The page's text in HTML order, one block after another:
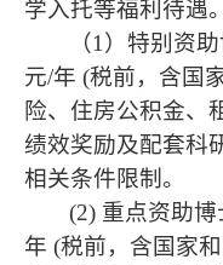
学入托等福利待遇。
（1 ）特别资
元/年 (税前，含国
险、住房公积金、
绩效奖励及配套科
相关条件限制。
(2) 重点资助博
年 (税前，含国家